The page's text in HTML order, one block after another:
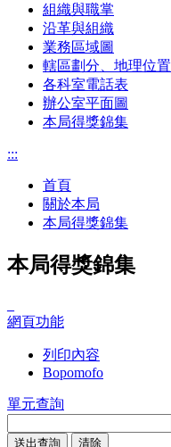
組織與職掌
沿革與組織
業務區域圖
轄區劃分、地理位置
各科室電話表
辦公室平面圖
本局得獎錦集
:::
首頁
關於本局
本局得獎錦集
本局得獎錦集
網頁功能
列印內容
Bopomofo
單元查詢